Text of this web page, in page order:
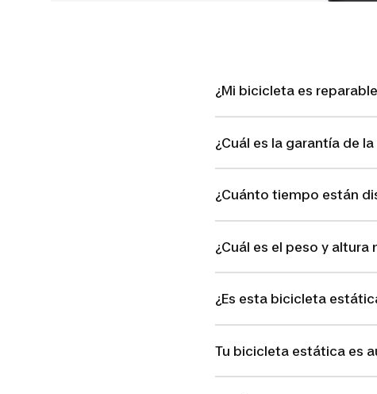
¿Mi bicicleta es
¿Cuál es la garantía de
¿Cuánto tiempo están
¿Cuál es el peso y
¿Es esta bicicleta
Tu bicicleta estática es